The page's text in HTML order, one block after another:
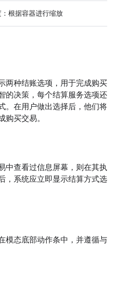
根据容器进行缩放
两种结账选项，用于完成购买
的决策，每个结算服务选项还
。在用户做出选择后，他们将
买交易。
中查看过信息屏幕，则在其执
，系统应立即显示结算方式选
模态底部动作条中，并遵循与